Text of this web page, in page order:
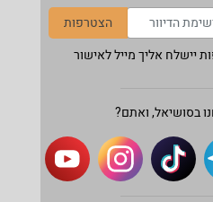
הצטרפות
יישלח אליך מייל לאישור
בסושיאל, ואתם?